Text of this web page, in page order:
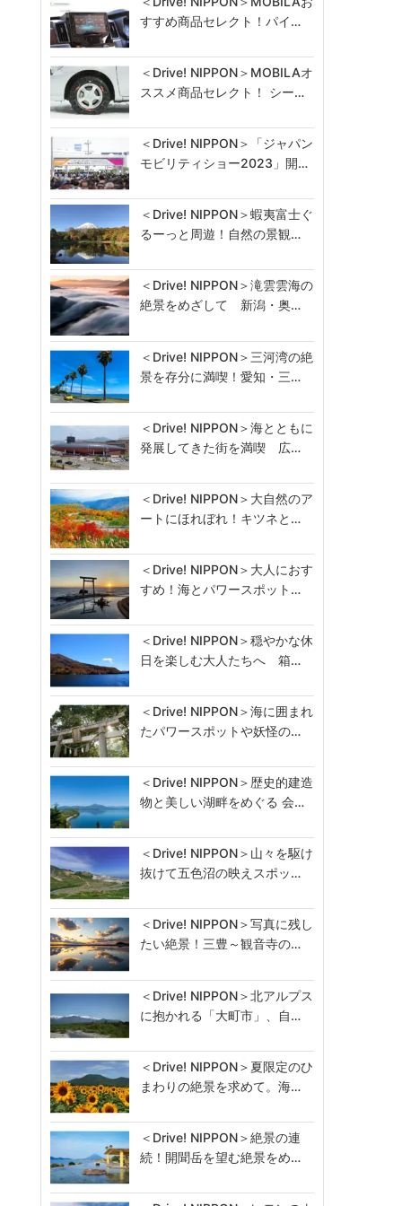
すすめ商品セレクト！パイ…
＜Drive! NIPPON＞MOBILAオ
ススメ商品セレクト！ シー…
＜Drive! NIPPON＞「ジャパン
モビリティショー2023」開…
＜Drive! NIPPON＞蝦夷富士ぐ
るーっと周遊！自然の景観…
＜Drive! NIPPON＞滝雲雲海の
絶景をめざして 新潟・奥…
＜Drive! NIPPON＞三河湾の絶
景を存分に満喫！愛知・三…
＜Drive! NIPPON＞海とともに
発展してきた街を満喫 広…
＜Drive! NIPPON＞大自然のア
ートにほれぼれ！キツネと…
＜Drive! NIPPON＞大人におす
すめ！海とパワースポット…
＜Drive! NIPPON＞穏やかな休
日を楽しむ大人たちへ 箱…
＜Drive! NIPPON＞海に囲まれ
たパワースポットや妖怪の…
＜Drive! NIPPON＞歴史的建造
物と美しい湖畔をめぐる 会…
＜Drive! NIPPON＞山々を駆け
抜けて五色沼の映えスポッ…
＜Drive! NIPPON＞写真に残し
たい絶景！三豊～観音寺の…
＜Drive! NIPPON＞北アルプス
に抱かれる「大町市」、自…
＜Drive! NIPPON＞夏限定のひ
まわりの絶景を求めて。海…
＜Drive! NIPPON＞絶景の連
続！開聞岳を望む絶景をめ…